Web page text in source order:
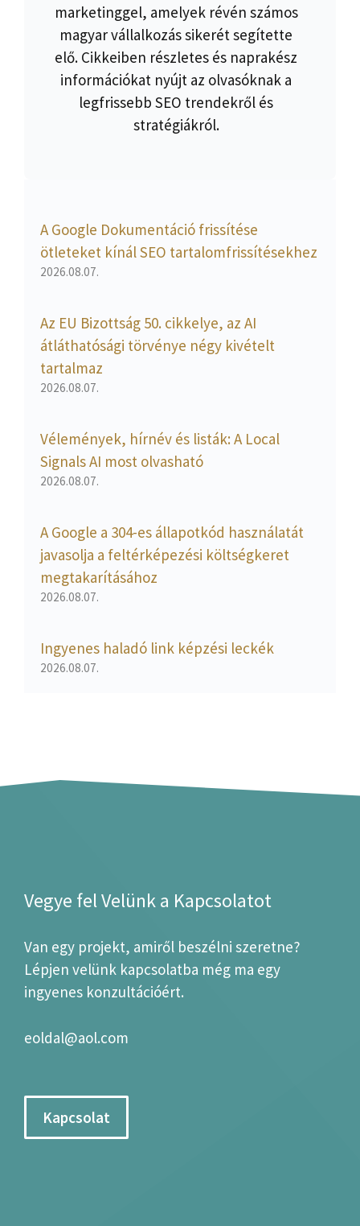
marketinggel, amelyek révén számos
magyar vállalkozás sikerét segítette
elő. Cikkeiben részletes és naprakész
információkat nyújt az olvasóknak a
legfrissebb SEO trendekről és
stratégiákról.
A Google Dokumentáció frissítése
ötleteket kínál SEO tartalomfrissítésekhez
2026.08.07.
Az EU Bizottság 50. cikkelye, az AI
átláthatósági törvénye négy kivételt
tartalmaz
2026.08.07.
Vélemények, hírnév és listák: A Local
Signals AI most olvasható
2026.08.07.
A Google a 304-es állapotkód használatát
javasolja a feltérképezési költségkeret
megtakarításához
2026.08.07.
Ingyenes haladó link képzési leckék
2026.08.07.
Vegye fel Velünk a Kapcsolatot
Van egy projekt, amiről beszélni szeretne?
Lépjen velünk kapcsolatba még ma egy
ingyenes konzultációért.
eoldal@aol.com
Kapcsolat